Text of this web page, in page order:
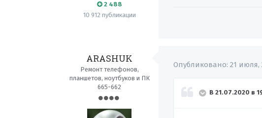
2 488
10 912 публикации
ARASHUK
Ремонт телефонов,
планшетов, ноутбуков и ПК
665-662
Опубликовано:21 июля,
В 21.07.2020 в